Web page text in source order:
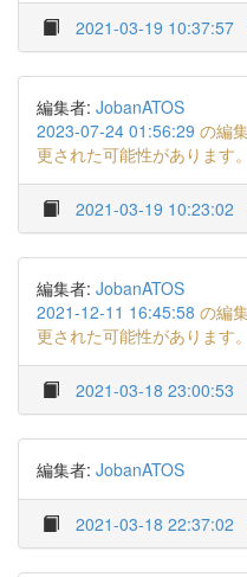
2021-03-19 10:37:57
編集者: JobanATOS
2023-07-24 01:56:29 の編
更された可能性があります。
2021-03-19 10:23:02
編集者: JobanATOS
2021-12-11 16:45:58 の編
更された可能性があります。
2021-03-18 23:00:53
編集者: JobanATOS
2021-03-18 22:37:02